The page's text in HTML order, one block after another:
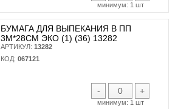
минимум: 1 шт
БУМАГА ДЛЯ ВЫПЕКАНИЯ В ПП
3М*28СМ ЭКО (1) (36) 13282
АРТИКУЛ: 13282
КОД: 067121
- +
минимум: 1 шт